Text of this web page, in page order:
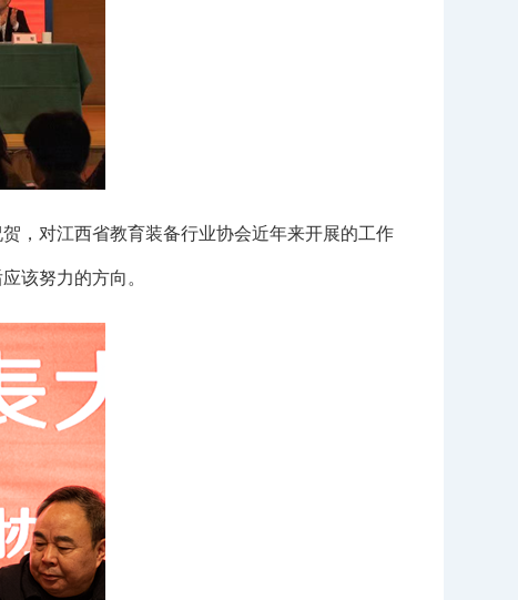
，对江西省教育装备行业协会近年来开展的工作
该努力的方向。